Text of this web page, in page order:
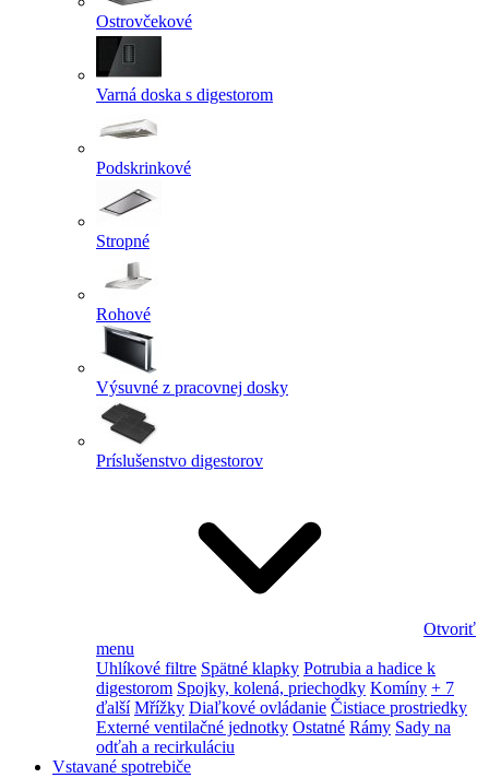
Ostrovčekové
Varná doska s digestorom
Podskrinkové
Stropné
Rohové
Výsuvné z pracovnej dosky
Príslušenstvo digestorov
Otvoriť
menu
Uhlíkové filtre Spätné klapky Potrubia a hadice k
digestorom Spojky, kolená, priechodky Komíny + 7
ďalší Mřížky Diaľkové ovládanie Čistiace prostriedky
Externé ventilačné jednotky Ostatné Rámy Sady na
odťah a recirkuláciu
Vstavané spotrebiče